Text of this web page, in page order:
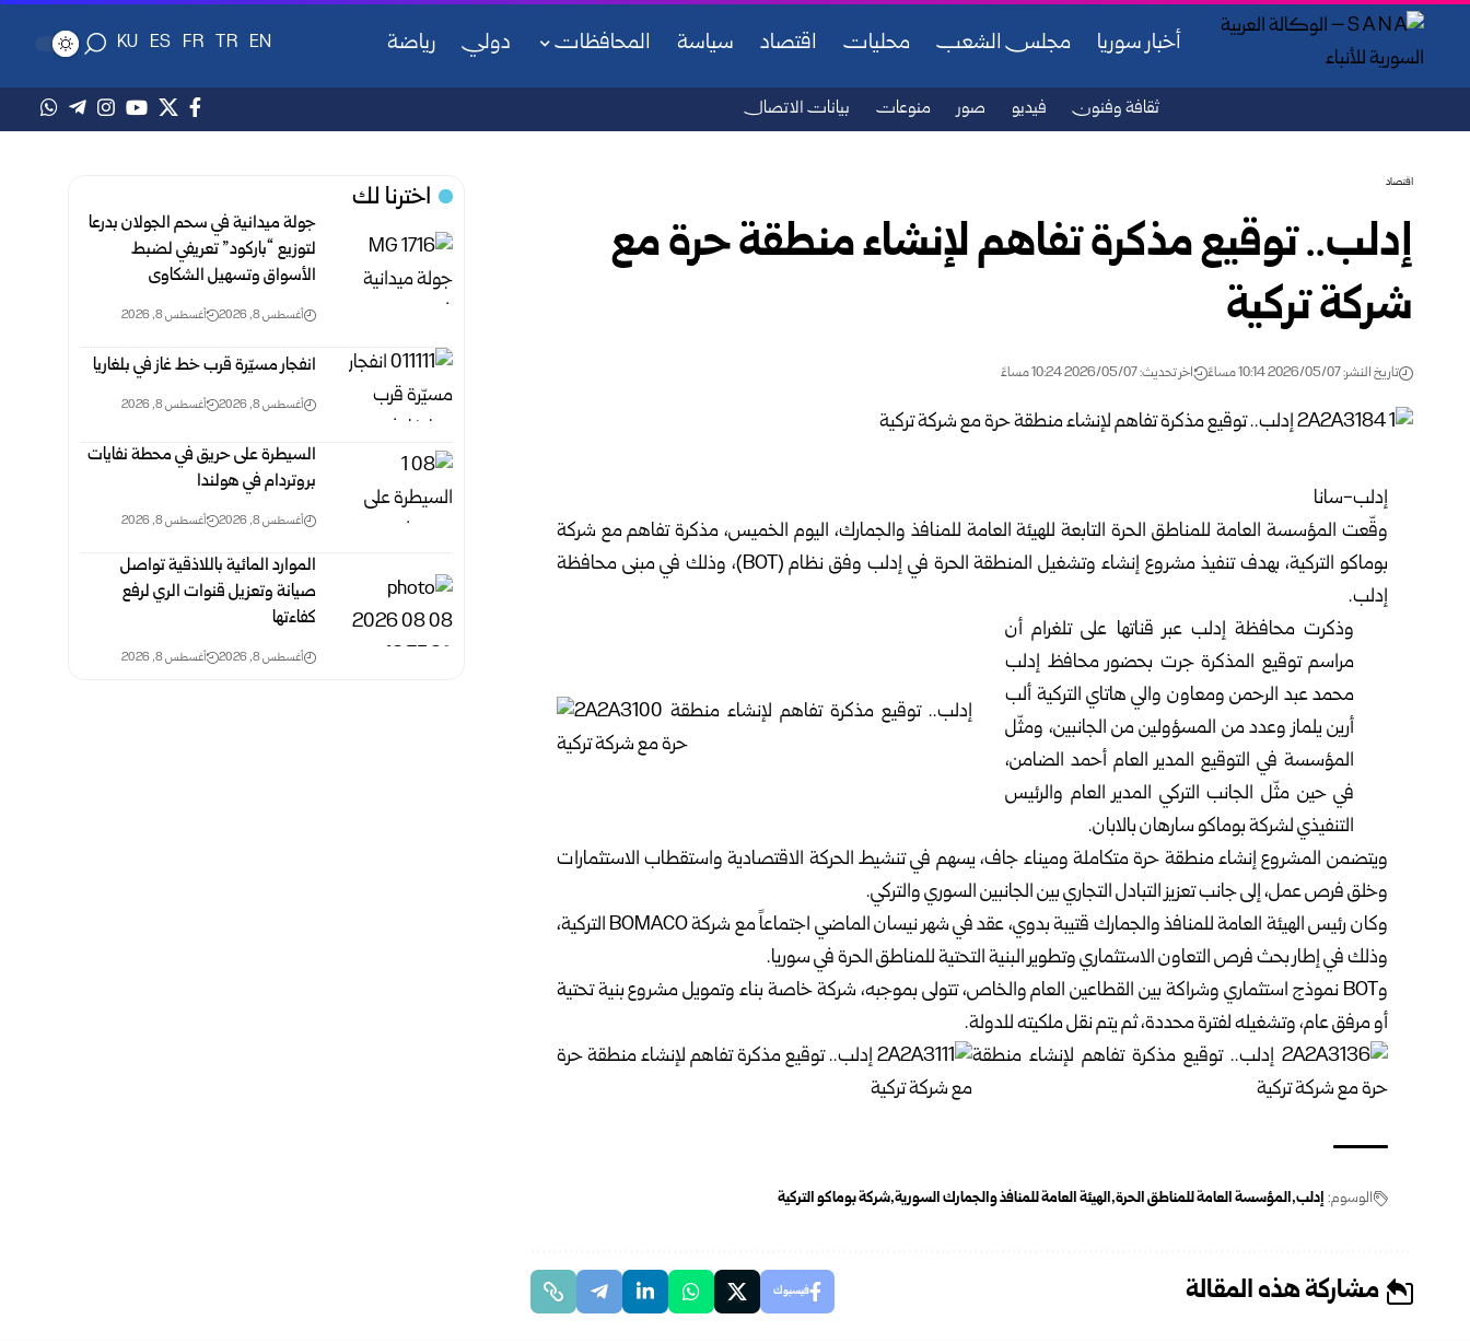
أخبار سوريا مجلس الشعب محليات اقتصاد سياسة المحافظات دولي رياضة EN
TR
FR
ES
KU
ثقافة وفنون فيديو صور منوعات بيانات الاتصال
اقتصاد
إدلب.. توقيع مذكرة تفاهم لإنشاء منطقة حرة مع
شركة تركية
تاريخ النشر: 2026/05/07 10:14 مساءً اخر تحديث: 2026/05/07 10:24 مساءً
إدلب-سانا
وقّعت المؤسسة العامة للمناطق الحرةالتابعة للهيئة العامة للمنافذ والجمارك، اليوم الخميس، مذكرة تفاهم مع شركة
بوماكو التركية، بهدف تنفيذ مشروع إنشاء وتشغيل المنطقة الحرة في إدلب وفق نظام (BOT)، وذلك في مبنى محافظة
إدلب.
وذكرت محافظة إدلب عبر قناتها على تلغرام أن
مراسم توقيع المذكرة جرت بحضور محافظ إدلب
محمد عبد الرحمن ومعاون والي هاتاي التركية ألب
أرين يلماز وعدد من المسؤولين من الجانبين، ومثّل
المؤسسة في التوقيع المدير العام أحمد الضامن،
في حين مثّل الجانب التركي المدير العام والرئيس
التنفيذي لشركة بوماكو سارهان بالابان.
ويتضمن المشروع إنشاء منطقة حرة متكاملة وميناء جاف، يسهم في تنشيط الحركة الاقتصادية واستقطاب الاستثمارات
وخلق فرص عمل، إلى جانب تعزيز التبادل التجاري بين الجانبين السوري والتركي.
وكان رئيس الهيئة العامة للمنافذ والجمارك قتيبة بدوي، عقد في شهر نيسان الماضي اجتماعاً مع شركة BOMACO التركية،
وذلك في إطار بحث فرص التعاون الاستثماري وتطوير البنية التحتية للمناطق الحرة في سوريا.
وBOT نموذج استثماري وشراكة بين القطاعين العام والخاص، تتولى بموجبه، شركة خاصة بناء وتمويل مشروع بنية تحتية
أو مرفق عام، وتشغيله لفترة محددة، ثم يتم نقل ملكيته للدولة.
الوسوم: إدلب المؤسسة العامة للمناطق الحرة الهيئة العامة للمنافذ والجمارك السورية شركة بوماكو التركية
مشاركة هذه المقالة فيسبوك
اخترنا لك
جولة ميدانية في سحم الجولان بدرعا
لتوزيع “باركود” تعريفي لضبط
‏الأسواق وتسهيل الشكاوى
أغسطس 8, 2026 أغسطس 8, 2026
انفجار مسيّرة قرب خط غاز في بلغاريا
أغسطس 8, 2026 أغسطس 8, 2026
السيطرة على حريق في محطة نفايات
بروتردام في هولندا
أغسطس 8, 2026 أغسطس 8, 2026
الموارد المائية باللاذقية تواصل
صيانة وتعزيل قنوات الري لرفع
‏كفاءتها
أغسطس 8, 2026 أغسطس 8, 2026